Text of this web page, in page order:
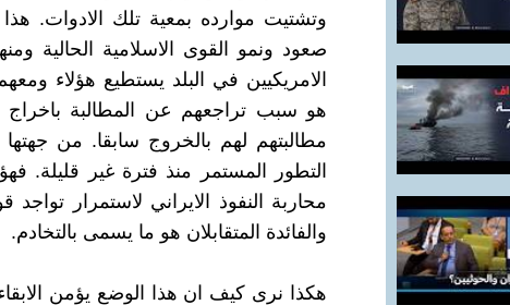
وتشتيت موارده بمعية تلك الادوات.
صعود ونمو القوى الاسلامية الحالية
الامريكيين في البلد يستطيع هؤلاء
هو سبب تراجعهم عن المطالبة باخراج
مطالبتهم لهم بالخروج سابقا. من
التطور المستمر منذ فترة غير قليلة.
محاربة النفوذ الايراني لاستمرار
والفائدة المتقابلان هو ما يسمى بالتخادم.
هكذا نرى كيف ان هذا الوضع يؤمن